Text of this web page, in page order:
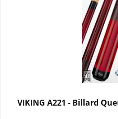
VIKING A221 - Billard